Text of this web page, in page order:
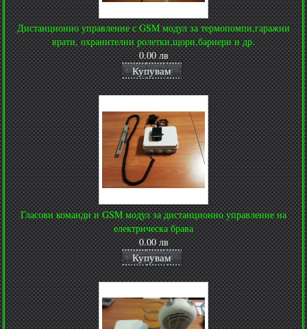
Дистанционно управление с GSM модул за термопомпи,гаражни
врати, охранителни ролетки,щори,бариери и др.
0.00 лв
Купувам
Гласови команди и GSM модул за дистанционно управление на
електрическа брава
0.00 лв
Купувам